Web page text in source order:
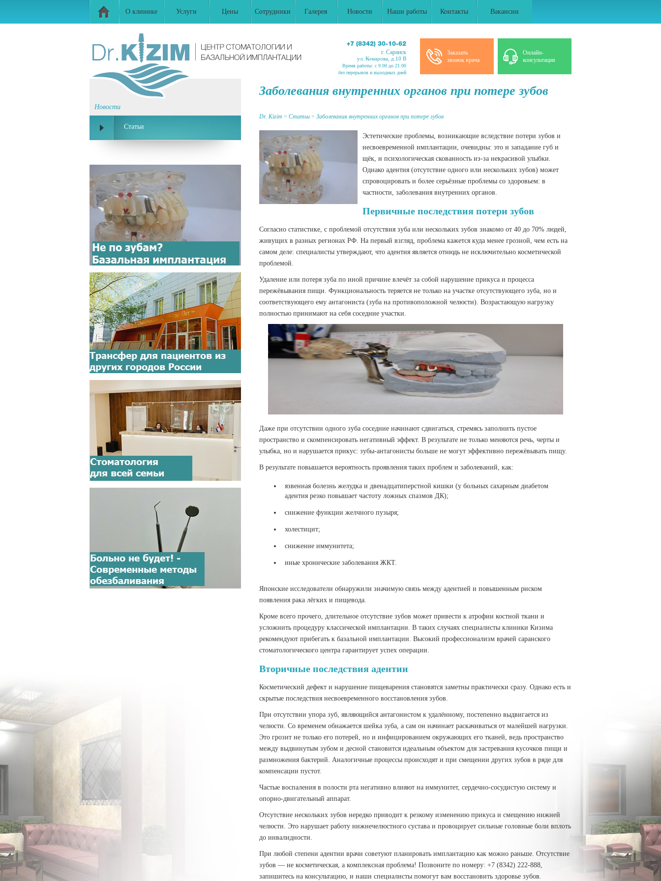
О клинике Услуги Цены Сотрудники Галерея Новости Наши работы Контакты Вакансии
Онлайн-
консультация
Заказать
звонок врача
+7 (8342) 30-10-62
г. Саранск
ул. Комарова, д.10 В
Время работы: c 9.00 до 21.00
без перерывов и выходных дней
Новости
Статьи
Заболевания внутренних органов при потере зубов
Dr. Kizim > Статьи > Заболевания внутренних органов при потере зубов
Эстетические проблемы, возникающие вследствие потери зубов и
несвоевременной имплантации, очевидны: это и западание губ и
щёк, и психологическая скованность из-за некрасивой улыбки.
Однако адентия (отсутствие одного или нескольких зубов) может
спровоцировать и более серьёзные проблемы со здоровьем: в
частности, заболевания внутренних органов.
Первичные последствия потери зубов
Согласно статистике, с проблемой отсутствия зуба или нескольких зубов знакомо от 40 до 70% людей,
живущих в разных регионах РФ. На первый взгляд, проблема кажется куда менее грозной, чем есть на
самом деле: специалисты утверждают, что адентия является отнюдь не исключительно косметической
проблемой.
Удаление или потеря зуба по иной причине влечёт за собой нарушение прикуса и процесса
пережёвывания пищи. Функциональность теряется не только на участке отсутствующего зуба, но и
соответствующего ему антагониста (зуба на противоположной челюсти). Возрастающую нагрузку
полностью принимают на себя соседние участки.
Даже при отсутствии одного зуба соседние начинают сдвигаться, стремясь заполнить пустое
пространство и скомпенсировать негативный эффект. В результате не только меняются речь, черты и
улыбка, но и нарушается прикус: зубы-антагонисты больше не могут эффективно пережёвывать пищу.
В результате повышается вероятность проявления таких проблем и заболеваний, как:
язвенная болезнь желудка и двенадцатиперстной кишки (у больных сахарным диабетом
адентия резко повышает частоту ложных спазмов ДК);
снижение функции желчного пузыря;
холестицит;
снижение иммунитета;
иные хронические заболевания ЖКТ.
Японские исследователи обнаружили значимую связь между адентией и повышенным риском
появления рака лёгких и пищевода.
Кроме всего прочего, длительное отсутствие зубов может привести к атрофии костной ткани и
усложнить процедуру классической имплантации. В таких случаях специалисты клиники Кизима
рекомендуют прибегать к базальной имплантации. Высокий профессионализм врачей саранского
стоматологического центра гарантирует успех операции.
Вторичные последствия адентии
Косметический дефект и нарушение пищеварения становятся заметны практически сразу. Однако есть и
скрытые последствия несвоевременного восстановления зубов.
При отсутствии упора зуб, являющийся антагонистом к удалённому, постепенно выдвигается из
челюсти. Со временем обнажается шейка зуба, а сам он начинает раскачиваться от малейшей нагрузки.
Это грозит не только его потерей, но и инфицированием окружающих его тканей, ведь пространство
между выдвинутым зубом и десной становится идеальным объектом для застревания кусочков пищи и
размножения бактерий. Аналогичные процессы происходят и при смещении других зубов в ряде для
компенсации пустот.
Частые воспаления в полости рта негативно влияют на иммунитет, сердечно-сосудистую систему и
опорно-двигательный аппарат.
Отсутствие нескольких зубов нередко приводит к резкому изменению прикуса и смещению нижней
челюсти. Это нарушает работу нижнечелюстного сустава и провоцирует сильные головные боли вплоть
до инвалидности.
При любой степени адентии врачи советуют планировать имплантацию как можно раньше. Отсутствие
зубов — не косметическая, а комплексная проблема! Позвоните по номеру: +7 (8342) 222-888,
запишитесь на консультацию, и наши специалисты помогут вам восстановить здоровье зубов.